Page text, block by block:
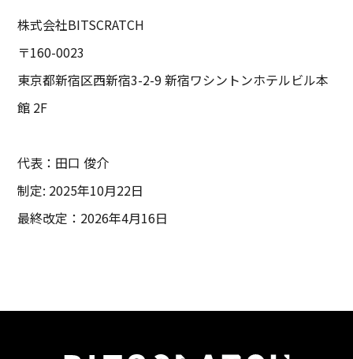
株式会社BITSCRATCH
〒160-0023
東京都新宿区西新宿3-2-9 新宿ワシントンホテルビル本
館 2F
代表：田口 俊介
制定: 2025年10月22日
最終改定：2026年4月16日